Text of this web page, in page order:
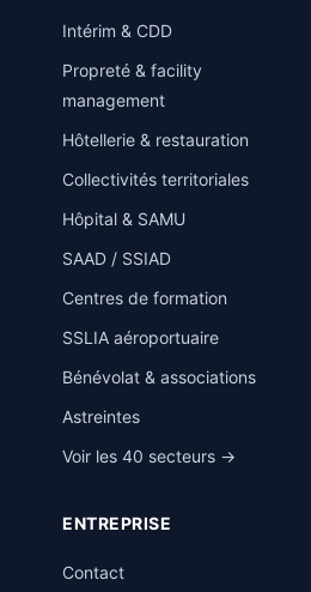
Intérim & CDD
Propreté & facility
management
Hôtellerie & restauration
Collectivités territoriales
Hôpital & SAMU
SAAD / SSIAD
Centres de formation
SSLIA aéroportuaire
Bénévolat & associations
Astreintes
Voir les 40 secteurs →
ENTREPRISE
Contact